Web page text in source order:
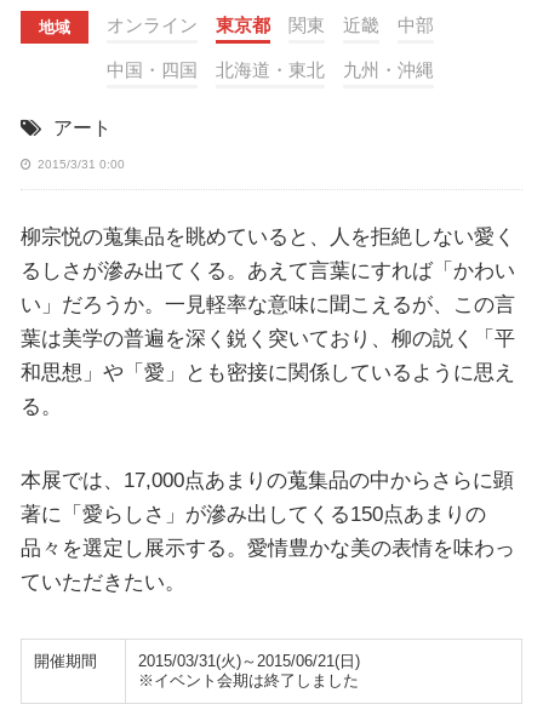
地域 オンライン 東京都 関東 近畿 中部
中国・四国 北海道・東北 九州・沖縄
アート
2015/3/31 0:00
柳宗悦の蒐集品を眺めていると、人を拒絶しない愛く
るしさが滲み出てくる。あえて言葉にすれば「かわい
い」だろうか。一見軽率な意味に聞こえるが、この言
葉は美学の普遍を深く鋭く突いており、柳の説く「平
和思想」や「愛」とも密接に関係しているように思え
る。
本展では、17,000点あまりの蒐集品の中からさらに顕
著に「愛らしさ」が滲み出してくる150点あまりの
品々を選定し展示する。愛情豊かな美の表情を味わっ
ていただきたい。
開催期間
2015/03/31(火)～2015/06/21(日)
※イベント会期は終了しました